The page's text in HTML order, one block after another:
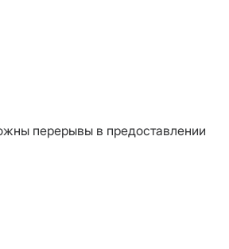
перерывы в предоставлении